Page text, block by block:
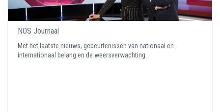
NOS Journaal
Met het laatste nieuws, gebeurtenissen van nationaal en
internationaal belang en de weersverwachting.